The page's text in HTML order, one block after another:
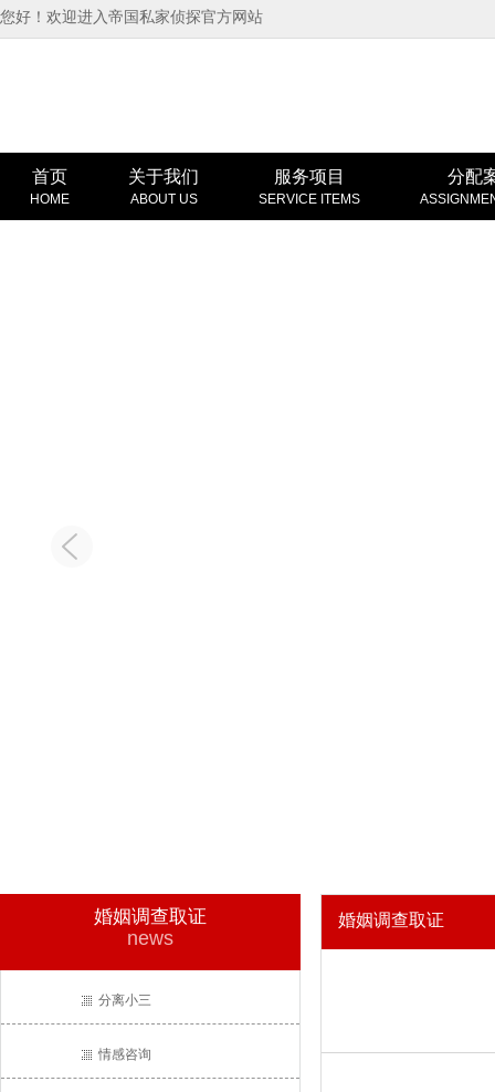
您好！欢迎进入帝国私家侦探官方网站
首页
HOME
关于我们
ABOUT US
服务项目
SERVICE ITEMS
分配
婚姻调查取证
news
分离小三
情感咨询
婚姻调查取证